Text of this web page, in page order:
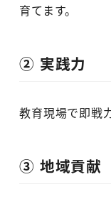
育てます。
② 実践力
教育現場で即戦
③ 地域貢献